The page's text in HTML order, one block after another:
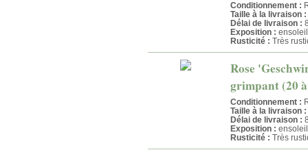
Conditionnement :
Taille à la livraison :
Délai de livraison :
Exposition :
Rusticité : Très
Rose
grimpant (20
Conditionnement :
Taille à la livraison :
Délai de livraison :
Exposition :
Rusticité : Très